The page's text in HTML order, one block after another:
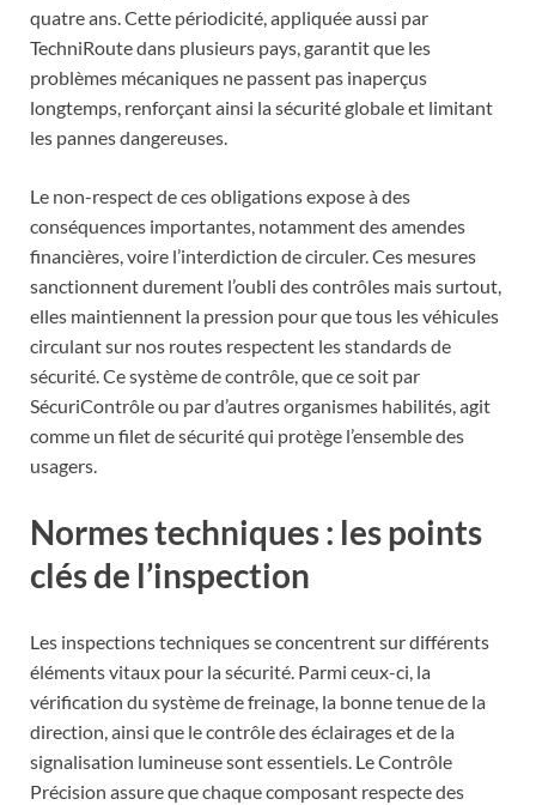
quatre ans. Cette périodicité, appliquée aussi par
TechniRoute dans plusieurs pays, garantit que les
problèmes mécaniques ne passent pas inaperçus
longtemps, renforçant ainsi la sécurité globale et limitant
les pannes dangereuses.
Le non-respect de ces obligations expose à des
conséquences importantes, notamment des amendes
financières, voire l’interdiction de circuler. Ces mesures
sanctionnent durement l’oubli des contrôles mais surtout,
elles maintiennent la pression pour que tous les véhicules
circulant sur nos routes respectent les standards de
sécurité. Ce système de contrôle, que ce soit par
SécuriContrôle ou par d’autres organismes habilités, agit
comme un filet de sécurité qui protège l’ensemble des
usagers.
Normes techniques : les points
clés de l’inspection
Les inspections techniques se concentrent sur différents
éléments vitaux pour la sécurité. Parmi ceux-ci, la
vérification du système de freinage, la bonne tenue de la
direction, ainsi que le contrôle des éclairages et de la
signalisation lumineuse sont essentiels. Le Contrôle
Précision assure que chaque composant respecte des